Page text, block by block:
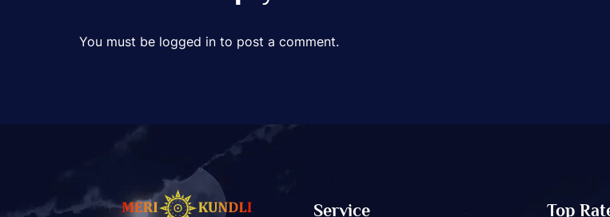
You must be logged in to post a comment.
Service Top